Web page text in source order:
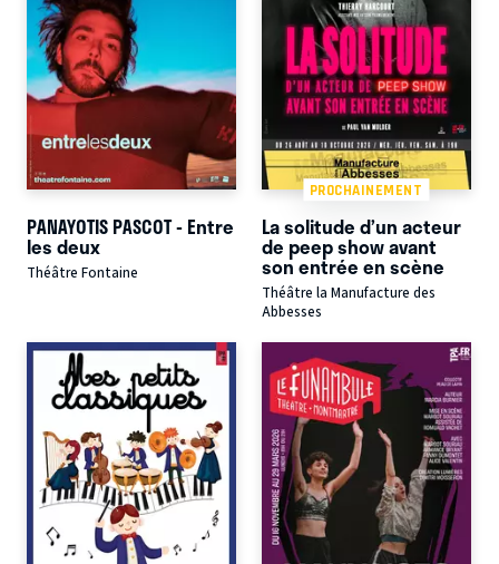
PANAYOTIS PASCOT - Entre
les deux
Théâtre Fontaine
PROCHAINEMENT
La solitude d’un acteur
de peep show avant
son entrée en scène
Théâtre la Manufacture des
Abbesses